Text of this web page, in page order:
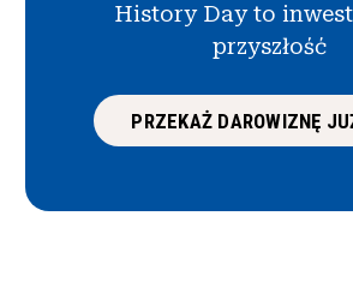
History Day to
przyszłość
PRZEKAŻ DAROWIZNĘ